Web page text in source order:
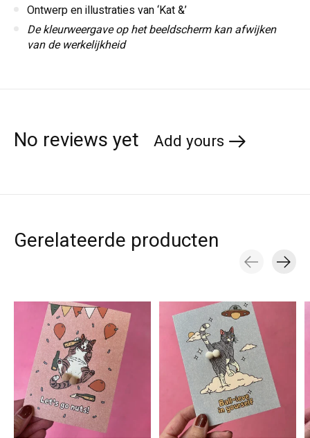
Ontwerp en illustraties van ‘Kat &’
De kleurweergave op het beeldscherm kan afwijken
van de werkelijkheid
No reviews yet Add yours
Gerelateerde producten